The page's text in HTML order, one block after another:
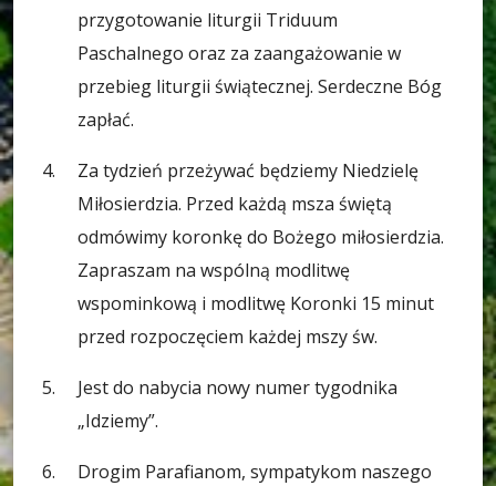
przygotowanie liturgii Triduum
Paschalnego oraz za zaangażowanie w
przebieg liturgii świątecznej. Serdeczne Bóg
zapłać.
Za tydzień przeżywać będziemy Niedzielę
Miłosierdzia. Przed każdą msza świętą
odmówimy koronkę do Bożego miłosierdzia.
Zapraszam na wspólną modlitwę
wspominkową i modlitwę Koronki 15 minut
przed rozpoczęciem każdej mszy św.
Jest do nabycia nowy numer tygodnika
„Idziemy”.
Drogim Parafianom, sympatykom naszego